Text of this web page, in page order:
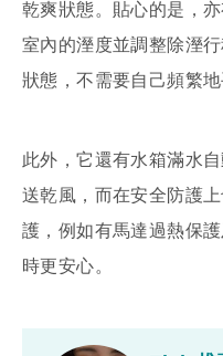
乾爽狀態。貼心的是，
室內的溼度並調整除溼
狀態，不需要自己頻繁
此外，它還有水箱滿水
送乾風，而在安全防護
護，例如有馬達過熱保
時更安心。